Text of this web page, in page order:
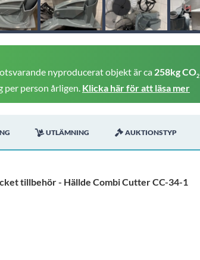
nyproducerat objekt är ca 258kg CO2
per person årligen. Klicka här för att läsa mer
UTLÄMNING AUKTIONSTYP
tillbehör - Hällde Combi Cutter CC-34-1